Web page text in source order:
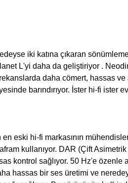
iki katına çıkaran
L'yi daha da geliştiriyor .
daha cömert, hassas
barındırıyor. İster hi-fi ister
eski hi-fi markasının
kullanıyor. DAR (Çift
kontrol sağlıyor. 50 Hz'e özenle
hassas bir ses üretimi ve